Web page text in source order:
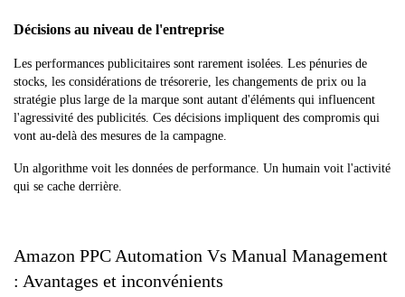
Décisions au niveau de l'entreprise
Les performances publicitaires sont rarement isolées. Les pénuries de
stocks, les considérations de trésorerie, les changements de prix ou la
stratégie plus large de la marque sont autant d'éléments qui influencent
l'agressivité des publicités. Ces décisions impliquent des compromis qui
vont au-delà des mesures de la campagne.
Un algorithme voit les données de performance. Un humain voit l'activité
qui se cache derrière.
Amazon PPC Automation Vs Manual Management
: Avantages et inconvénients